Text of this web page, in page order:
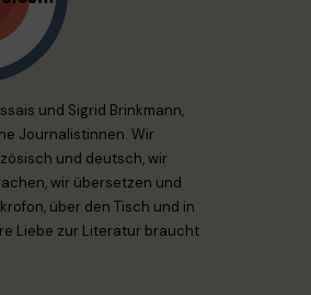
und Sigrid Brinkmann,
Journalistinnen. Wir
und deutsch, wir
wir übersetzen und
über den Tisch und in
Liebe zur Literatur braucht